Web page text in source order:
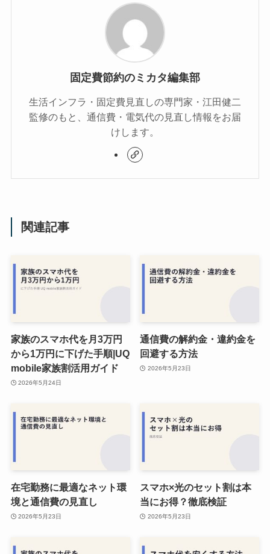
固定費節約のミカタ編集部
生活インフラ・固定費見直しの専門家・江田健二
監修のもと、通信費・電気代の見直し情報をお届
けします。
関連記事
家族のスマホ代を月3万円
から1万円に下げた手順|UQ
mobile家族割活用ガイド
2026年5月24日
通信費の解約金・違約金を
回避する方法
2026年5月23日
在宅勤務に最適なネット環
境と通信費の見直し
2026年5月23日
スマホ×光のセット割は本
当にお得？徹底検証
2026年5月23日